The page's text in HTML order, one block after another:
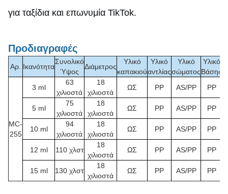
για ταξίδια και επωνυμία TikTok.
Προδιαγραφές
Αρ. Ικανότητα
Συνολικό
Ύψος
Διάμετρος
Υλικό
καπακιού
Υλικό
αντλίας
Υλικό
σώματος
Υλικό
Βάσης
MC-
255
3 ml
63
χιλιοστά
18
χιλιοστά
ΩΣ PP AS/PP PP
5 ml
75
χιλιοστά
18
χιλιοστά
ΩΣ PP AS/PP PP
10 ml
94
χιλιοστά
18
χιλιοστά
ΩΣ PP AS/PP PP
12 ml 110 χλστ
18
χιλιοστά
ΩΣ PP AS/PP PP
15 ml 130 χλστ
18
χιλιοστά
ΩΣ PP AS/PP PP